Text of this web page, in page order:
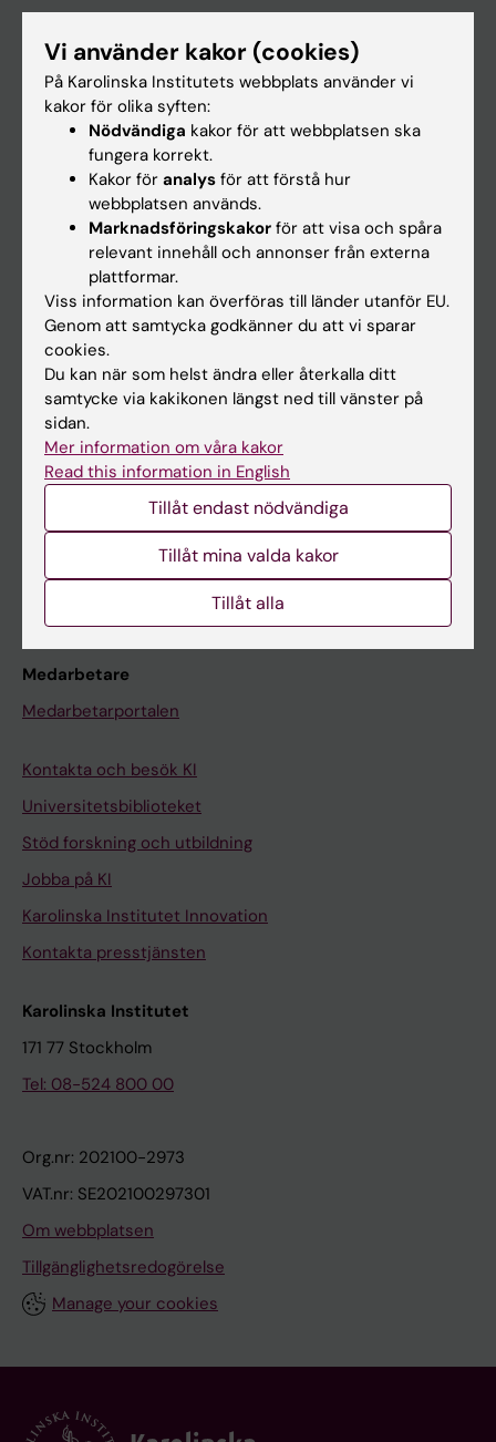
Utbildning
Forskarutbildning
Forskning
Kalender
Student
Ladok
Canvas
Schema
Studentmejlen
Kurs- och programwebbar
Medarbetare
Medarbetarportalen
Kontakta och besök KI
Universitetsbiblioteket
Stöd forskning och utbildning
Jobba på KI
Karolinska Institutet Innovation
Kontakta presstjänsten
Karolinska Institutet
171 77 Stockholm
Tel: 08-524 800 00
Org.nr: 202100-2973
VAT.nr: SE202100297301
Om webbplatsen
Tillgänglighetsredogörelse
Manage your cookies
Vi använder kakor (cookies)
På Karolinska Institutets webbplats använder vi
kakor för olika syften:
Nödvändiga kakor för att webbplatsen ska
fungera korrekt.
Kakor för analys för att förstå hur
webbplatsen används.
Marknadsföringskakor för att visa och spåra
relevant innehåll och annonser från externa
plattformar.
Viss information kan överföras till länder utanför EU.
Genom att samtycka godkänner du att vi sparar
cookies.
Du kan när som helst ändra eller återkalla ditt
samtycke via kakikonen längst ned till vänster på
sidan.
Mer information om våra kakor
Read this information in English
Tillåt endast nödvändiga
Tillåt mina valda kakor
Tillåt alla